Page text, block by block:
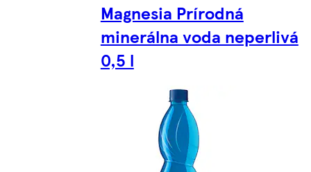
Magnesia Prírodná
minerálna voda neperlivá
0,5 l